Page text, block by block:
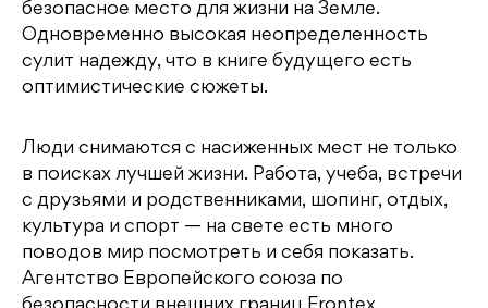
безопасное место для жизни на Земле.
Одновременно высокая неопределенность
сулит надежду, что в книге будущего есть
оптимистические сюжеты.
Люди снимаются с насиженных мест не только
в поисках лучшей жизни. Работа, учеба, встречи
с друзьями и родственниками, шопинг, отдых,
культура и спорт — на свете есть много
поводов мир посмотреть и себя показать.
Агентство Европейского союза по